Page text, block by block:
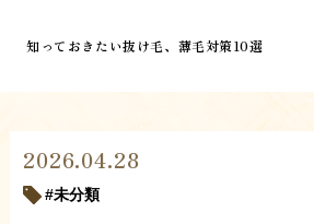
知っておきたい抜け毛、薄毛対策10選
2026.04.28
未分類